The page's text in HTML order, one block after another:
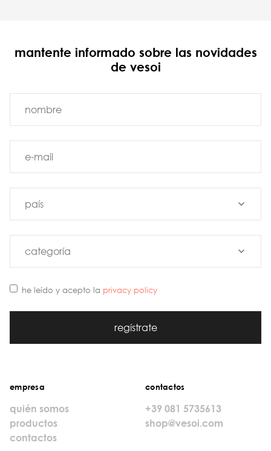
mantente informado sobre las novidades
de vesoi
he leído y acepto la privacy policy
regístrate
empresa
quién somos
productos
contactos
contactos
+39 081 5735613
shop@vesoi.com